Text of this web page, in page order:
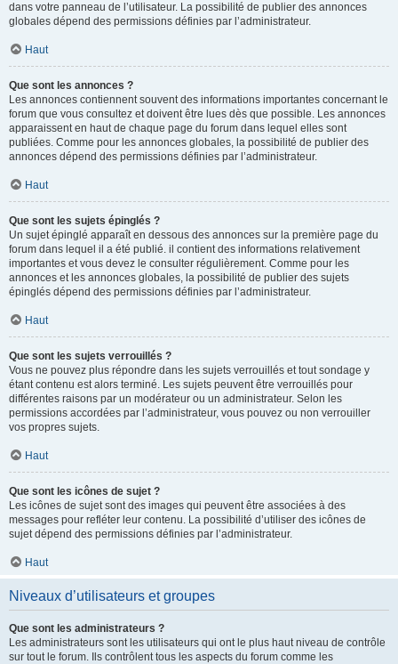
dans votre panneau de l’utilisateur. La possibilité de publier des annonces
globales dépend des permissions définies par l’administrateur.
Haut
Que sont les annonces ?
Les annonces contiennent souvent des informations importantes concernant le
forum que vous consultez et doivent être lues dès que possible. Les annonces
apparaissent en haut de chaque page du forum dans lequel elles sont
publiées. Comme pour les annonces globales, la possibilité de publier des
annonces dépend des permissions définies par l’administrateur.
Haut
Que sont les sujets épinglés ?
Un sujet épinglé apparaît en dessous des annonces sur la première page du
forum dans lequel il a été publié. il contient des informations relativement
importantes et vous devez le consulter régulièrement. Comme pour les
annonces et les annonces globales, la possibilité de publier des sujets
épinglés dépend des permissions définies par l’administrateur.
Haut
Que sont les sujets verrouillés ?
Vous ne pouvez plus répondre dans les sujets verrouillés et tout sondage y
étant contenu est alors terminé. Les sujets peuvent être verrouillés pour
différentes raisons par un modérateur ou un administrateur. Selon les
permissions accordées par l’administrateur, vous pouvez ou non verrouiller
vos propres sujets.
Haut
Que sont les icônes de sujet ?
Les icônes de sujet sont des images qui peuvent être associées à des
messages pour refléter leur contenu. La possibilité d’utiliser des icônes de
sujet dépend des permissions définies par l’administrateur.
Haut
Niveaux d’utilisateurs et groupes
Que sont les administrateurs ?
Les administrateurs sont les utilisateurs qui ont le plus haut niveau de contrôle
sur tout le forum. Ils contrôlent tous les aspects du forum comme les